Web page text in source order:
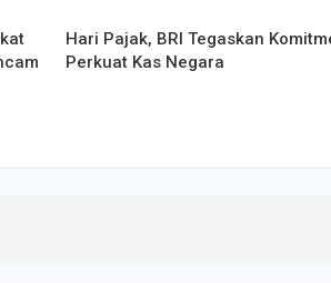
Hari Pajak, BRI Tegaskan
Perkuat Kas Negara